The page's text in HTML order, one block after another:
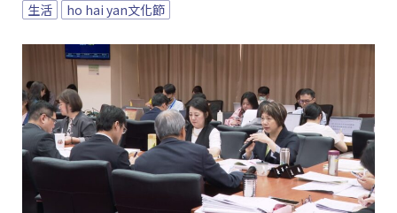
生活 ho hai yan文化節